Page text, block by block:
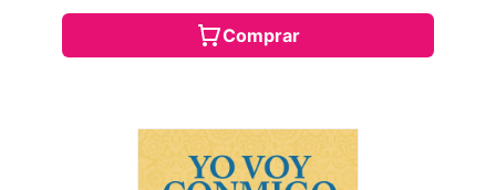
Comprar